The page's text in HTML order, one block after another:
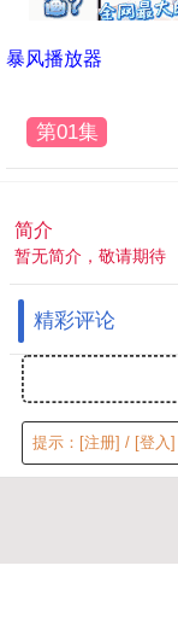
暴风播放器
第01集
简介
暂无简介，敬请期待
精彩评论
提示： [注册] / [登入]